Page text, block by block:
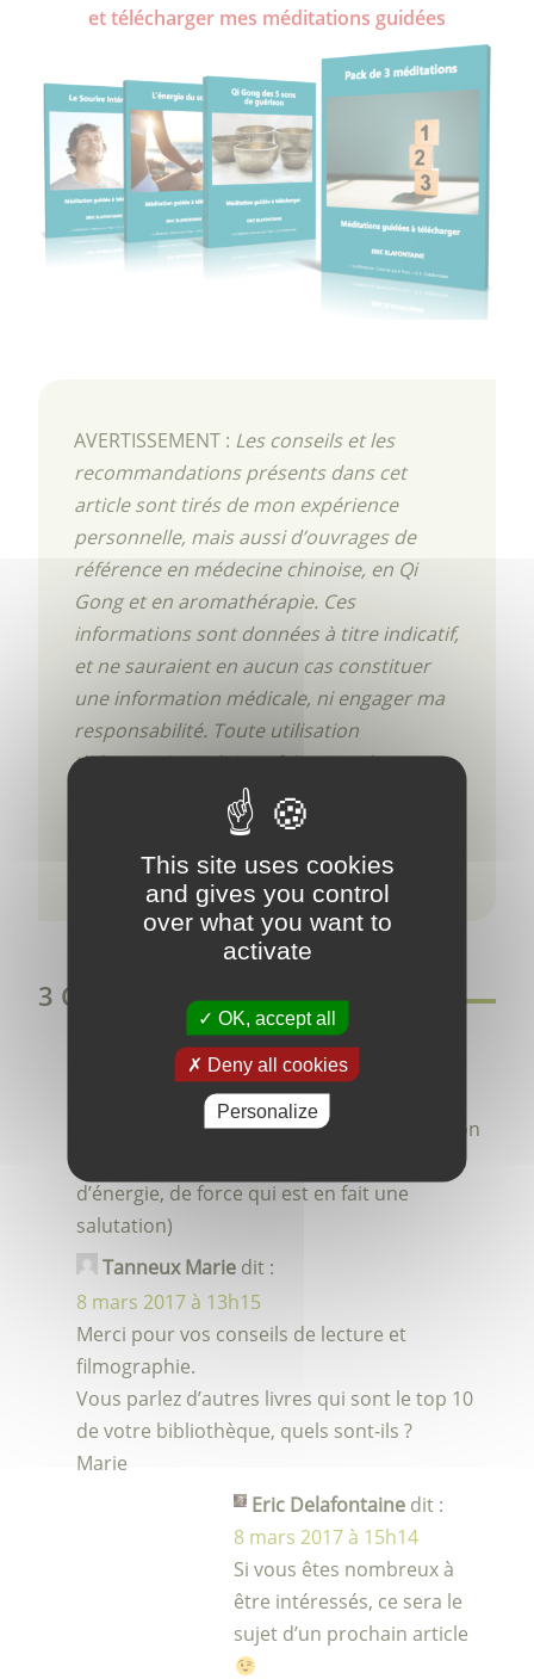
et télécharger mes méditations guidées
AVERTISSEMENT : Les conseils et les
recommandations présents dans cet
article sont tirés de mon expérience
personnelle, mais aussi d’ouvrages de
référence en médecine chinoise, en Qi
Gong et en aromathérapie. Ces
informations sont données à titre indicatif,
et ne sauraient en aucun cas constituer
une information médicale, ni engager ma
responsabilité. Toute utilisation
thérapeutique doit se faire sous le
contrôle d’un praticien de médecine
traditionnelle chinoise certifié ou d’un
aromathérapeute qualifié.
3 Commentaires
GABRIEL CIBRELISdit :
8 mars 2017 à 14h58
Je vais le lire de ce pas. Merci Eric. Comme on
dit chez nous: « Plis fos » (littéralement plus
d’énergie, de force qui est en fait une
salutation)
Tanneux Marie dit :
8 mars 2017 à 13h15
Merci pour vos conseils de lecture et
filmographie.
Vous parlez d’autres livres qui sont le top 10
de votre bibliothèque, quels sont-ils ?
Marie
Eric Delafontaine dit :
8 mars 2017 à 15h14
Si vous êtes nombreux à
être intéressés, ce sera le
sujet d’un prochain article
This site uses cookies
and gives you control
over what you want to
activate
OK, accept all
Deny all cookies
Personalize